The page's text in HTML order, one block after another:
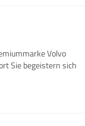
Volvo
Sie begeistern sich